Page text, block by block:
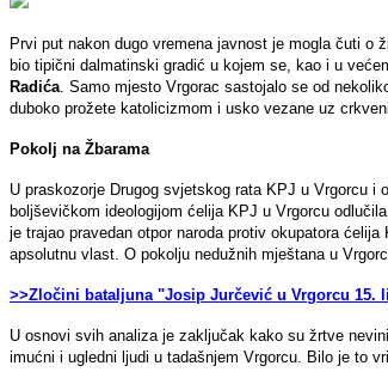
Prvi put nakon dugo vremena javnost je mogla čuti o
bio tipični dalmatinski gradić u kojem se, kao i u
Radića . Samo mjesto Vrgorac sastojalo se od
duboko prožete katolicizmom i usko vezane uz
Pokolj na Žbarama
U praskozorje Drugog svjetskog rata KPJ u Vrgorcu
boljševičkom ideologijom ćelija KPJ u Vrgorcu
je trajao pravedan otpor naroda protiv okupatora
apsolutnu vlast. O pokolju nedužnih mještana u
>>Zločini bataljuna "Josip Jurčević u Vrgorcu 15.
U osnovi svih analiza je zaključak kako su žrtve
imućni i ugledni ljudi u tadašnjem Vrgorcu. Bilo je to